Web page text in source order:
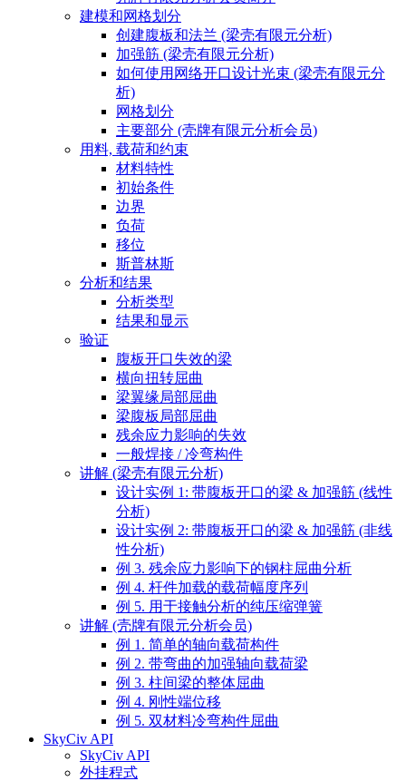
建模和网格划分
创建腹板和法兰 (梁壳有限元分析)
加强筋 (梁壳有限元分析)
如何使用网络开口设计光束 (梁壳有限元分
析)
网格划分
主要部分 (壳牌有限元分析会员)
用料, 载荷和约束
材料特性
初始条件
边界
负荷
移位
斯普林斯
分析和结果
分析类型
结果和显示
验证
腹板开口失效的梁
横向扭转屈曲
梁翼缘局部屈曲
梁腹板局部屈曲
残余应力影响的失效
一般焊接 / 冷弯构件
讲解 (梁壳有限元分析)
设计实例 1: 带腹板开口的梁 & 加强筋 (线性
分析)
设计实例 2: 带腹板开口的梁 & 加强筋 (非线
性分析)
例 3. 残余应力影响下的钢柱屈曲分析
例 4. 杆件加载的载荷幅度序列
例 5. 用于接触分析的纯压缩弹簧
讲解 (壳牌有限元分析会员)
例 1. 简单的轴向载荷构件
例 2. 带弯曲的加强轴向载荷梁
例 3. 柱间梁的整体屈曲
例 4. 刚性端位移
例 5. 双材料冷弯构件屈曲
SkyCiv API
SkyCiv API
外挂程式